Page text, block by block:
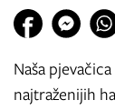
Naša
najtraženijih